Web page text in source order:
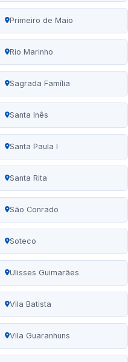
Primeiro de Maio
Rio Marinho
Sagrada Família
Santa Inês
Santa Paula I
Santa Rita
São Conrado
Soteco
Ulisses Guimarães
Vila Batista
Vila Guaranhuns